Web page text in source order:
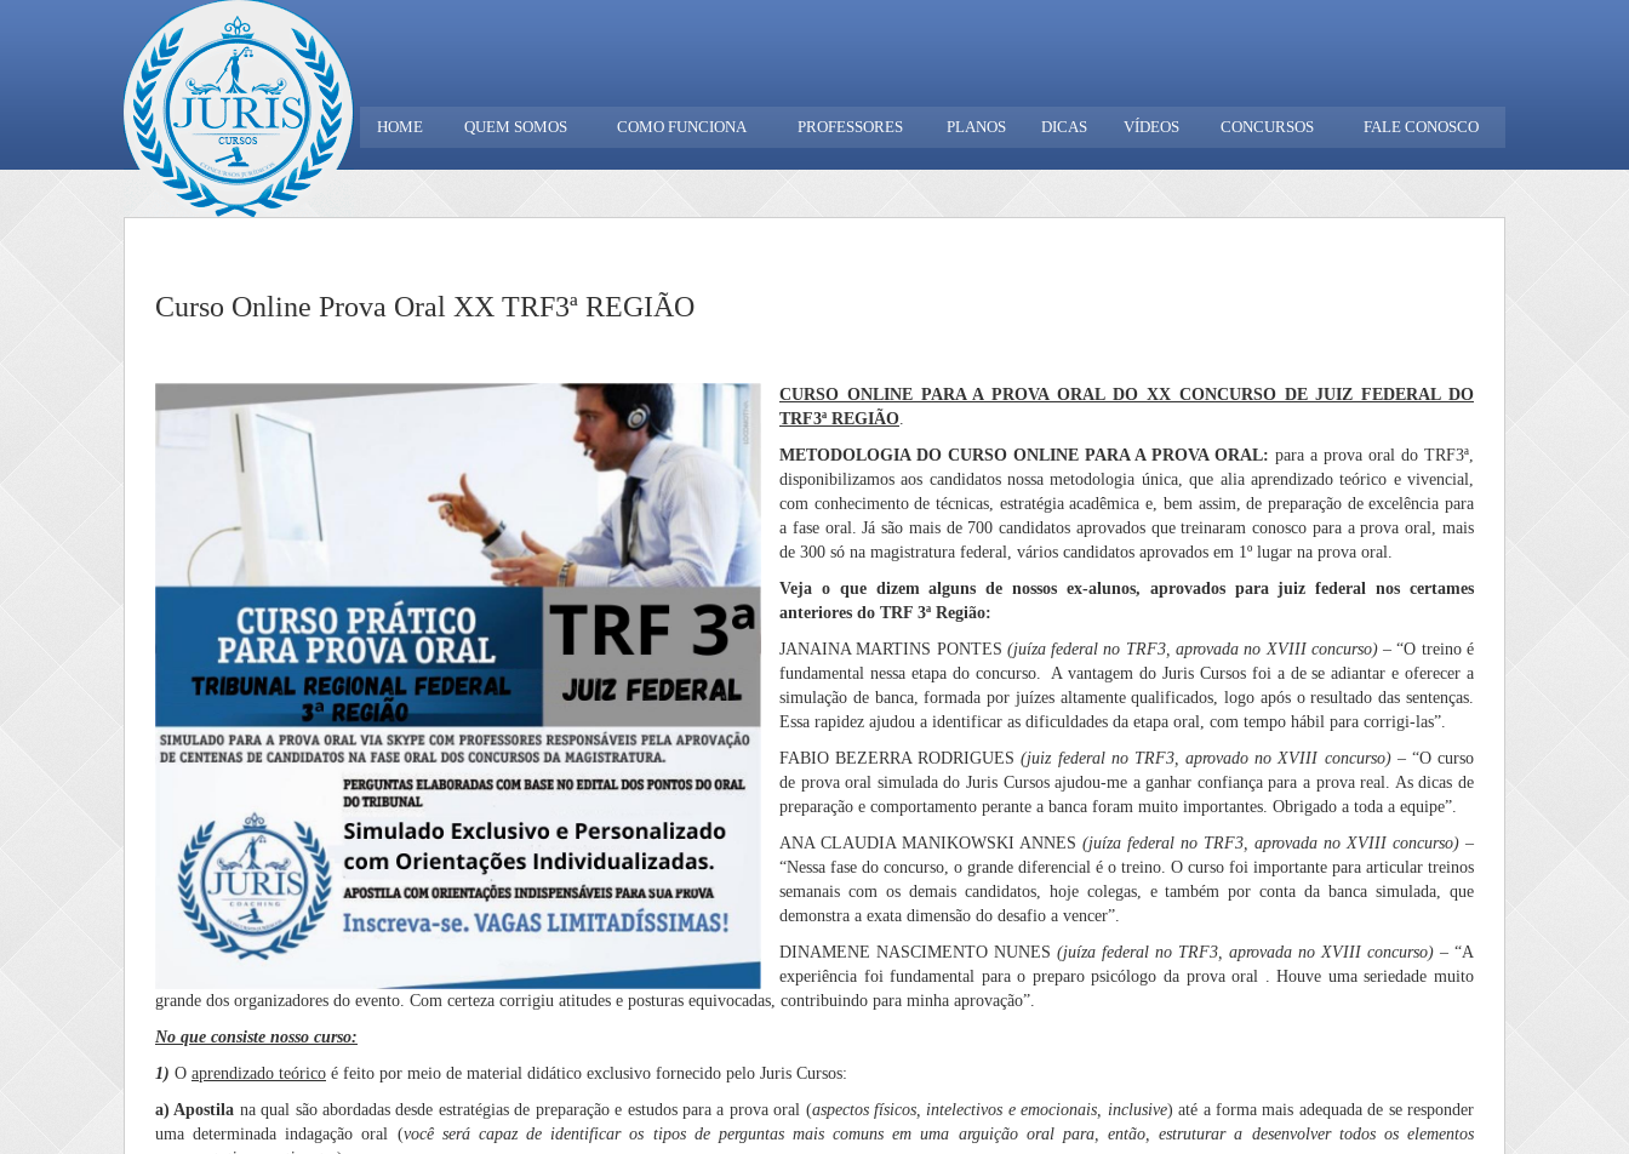
HOME QUEM SOMOS COMO FUNCIONA PROFESSORES PLANOS DICAS VÍDEOS CONCURSOS FALE CONOSCO
Curso Online Prova Oral XX TRF3ª REGIÃO
CURSO ONLINE PARA A PROVA ORAL DO XX CONCURSO DE JUIZ FEDERAL DO
TRF3ª REGIÃO.
METODOLOGIA DO CURSO ONLINE PARA A PROVA ORAL: para a prova oral do TRF3ª,
disponibilizamos aos candidatos nossa metodologia única, que alia aprendizado teórico e vivencial,
com conhecimento de técnicas, estratégia acadêmica e, bem assim, de preparação de excelência para
a fase oral. Já são mais de 700 candidatos aprovados que treinaram conosco para a prova oral, mais
de 300 só na magistratura federal, vários candidatos aprovados em 1º lugar na prova oral.
Veja o que dizem alguns de nossos ex-alunos, aprovados para juiz federal nos certames
anteriores do TRF 3ª Região:
JANAINA MARTINS PONTES (juíza federal no TRF3, aprovada no XVIII concurso)– “O treino é
fundamental nessa etapa do concurso. A vantagem do Juris Cursos foi a de se adiantar e oferecer a
simulação de banca, formada por juízes altamente qualificados, logo após o resultado das sentenças.
Essa rapidez ajudou a identificar as dificuldades da etapa oral, com tempo hábil para corrigi-las”.
FABIO BEZERRA RODRIGUES(juiz federal no TRF3, aprovado no XVIII concurso) – “O curso
de prova oral simulada do Juris Cursos ajudou-me a ganhar confiança para a prova real. As dicas de
preparação e comportamento perante a banca foram muito importantes. Obrigado a toda a equipe”.
ANA CLAUDIA MANIKOWSKI ANNES (juíza federal no TRF3, aprovada no XVIII concurso) –
“Nessa fase do concurso, o grande diferencial é o treino. O curso foi importante para articular treinos
semanais com os demais candidatos, hoje colegas, e também por conta da banca simulada, que
demonstra a exata dimensão do desafio a vencer”.
DINAMENE NASCIMENTO NUNES (juíza federal no TRF3, aprovada no XVIII concurso) – “A
experiência foi fundamental para o preparo psicólogo da prova oral . Houve uma seriedade muito
grande dos organizadores do evento. Com certeza corrigiu atitudes e posturas equivocadas, contribuindo para minha aprovação”.
No que consiste nosso curso:
1) O aprendizado teórico é feito por meio de material didático exclusivo fornecido pelo Juris Cursos:
a) Apostila na qual são abordadas desde estratégias de preparação e estudos para a prova oral (aspectos físicos, intelectivos e emocionais, inclusive) até a forma mais adequada de se responder
uma determinada indagação oral (você será capaz de identificar os tipos de perguntas mais comuns em uma arguição oral para, então, estruturar a desenvolver todos os elementos